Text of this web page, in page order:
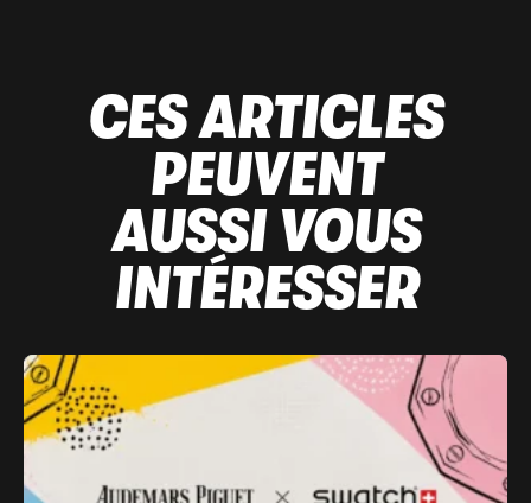
CES ARTICLES
PEUVENT
AUSSI VOUS
INTÉRESSER